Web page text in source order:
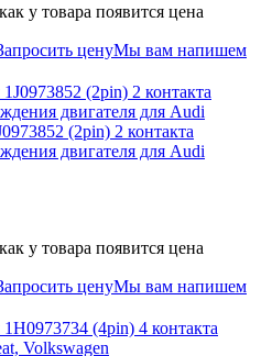
у товара появится цена
ценуМы вам напишем
(2pin) 2 контакта
двигателя для Audi
у товара появится цена
ценуМы вам напишем